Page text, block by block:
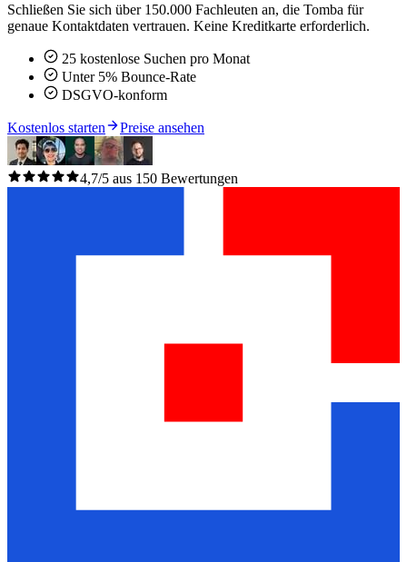
Schließen Sie sich über 150.000 Fachleuten an, die Tomba für
genaue Kontaktdaten vertrauen. Keine Kreditkarte erforderlich.
25 kostenlose Suchen pro Monat
Unter 5% Bounce-Rate
DSGVO-konform
Kostenlos starten Preise ansehen
4,7/5 aus 150 Bewertungen